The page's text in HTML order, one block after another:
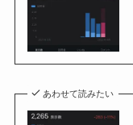
あわせて読みたい